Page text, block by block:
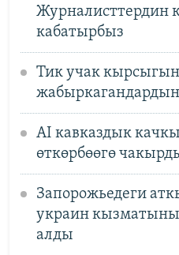
Журналисттердин
кабатырбыз
Тик учак
AI кавказдык
өткөрбөөгө
Запорожьедеги
украин
алды